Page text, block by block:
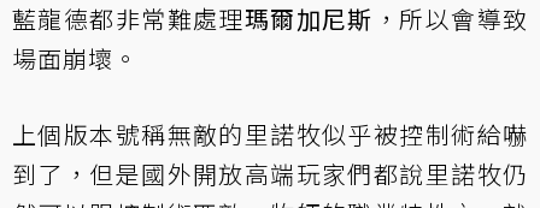
藍龍德都非常難處理瑪爾加尼斯 ，所以會導致
場面崩壞。
上個版本號稱無敵的里諾牧似乎被控制術給嚇
到了，但是國外開放高端玩家們都說里諾牧仍